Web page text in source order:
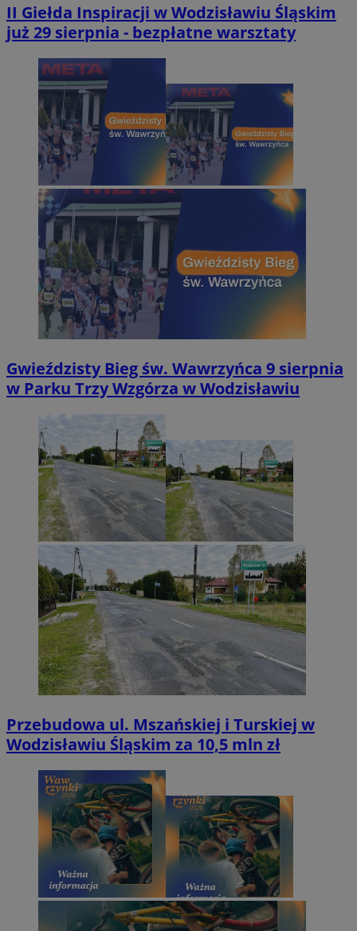
II Giełda Inspiracji w Wodzisławiu Śląskim
już 29 sierpnia - bezpłatne warsztaty
Gwieździsty Bieg św. Wawrzyńca 9 sierpnia
w Parku Trzy Wzgórza w Wodzisławiu
Przebudowa ul. Mszańskiej i Turskiej w
Wodzisławiu Śląskim za 10,5 mln zł